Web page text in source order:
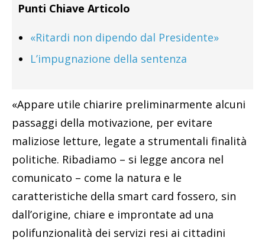
Punti Chiave Articolo
«Ritardi non dipendo dal Presidente»
L’impugnazione della sentenza
«Appare utile chiarire preliminarmente alcuni
passaggi della motivazione, per evitare
maliziose letture, legate a strumentali finalità
politiche. Ribadiamo – si legge ancora nel
comunicato – come la natura e le
caratteristiche della smart card fossero, sin
dall’origine, chiare e improntate ad una
polifunzionalità dei servizi resi ai cittadini